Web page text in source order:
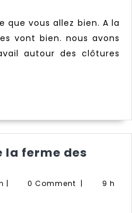
vont bien. nous avons
autour des clôtures
la ferme des
alain
| 0 Comment |
9 h